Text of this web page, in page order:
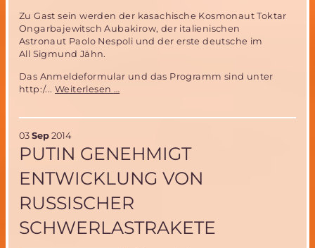
Zu Gast sein werden der kasachische Kosmonaut Toktar
Ongarbajewitsch Aubakirow, der italienischen
Astronaut Paolo Nespoli und der erste deutsche im
All Sigmund Jähn.
Das Anmeldeformular und das Programm sind unter
http:/...Weiterlesen …
–
November
03 Sep 2014
PUTIN GENEHMIGT
ENTWICKLUNG VON
RUSSISCHER
SCHWERLASTRAKETE